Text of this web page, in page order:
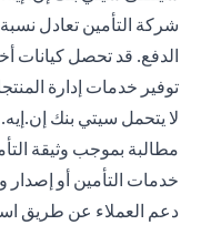
شركة التأمين تعادل
الدفع. قد تحصل كيانات
توفير خدمات إدارة
لا يتحمل سيتي بنك
مطالبة بموجب وثيقة
خدمات التأمين أو إصدار
دعم العملاء عن طريق